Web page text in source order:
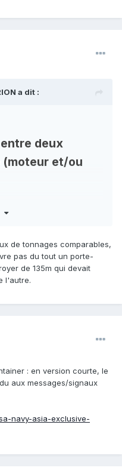
a dit :
deux
(moteur et/ou
sur son tribord.
dans le code de la
bateau vert.
à 22,5° avec le tableau
c’est la règle du
de tonnages comparables,
pas du tout un porte-
de 135m qui devait
l'autre.
: en version courte, le
aux messages/signaux
navy-asia-exclusive-